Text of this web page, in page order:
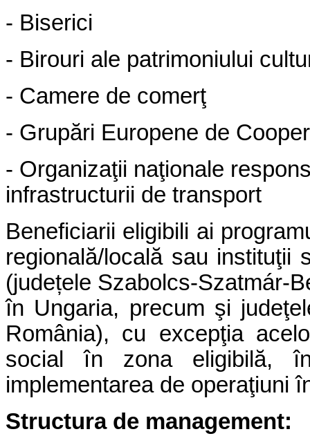
- Biserici
- Birouri ale patrimoniului
- Camere de comerţ
- Grupări Europene de
- Organizaţii naţionale
infrastructurii de transport
Beneficiarii eligibili ai
regională/locală sau instituţii
(județele Szabolcs-Szatmár-
în Ungaria, precum şi
România), cu excepţia
social în zona eligibilă,
implementarea de operaţiuni
Structura de management: